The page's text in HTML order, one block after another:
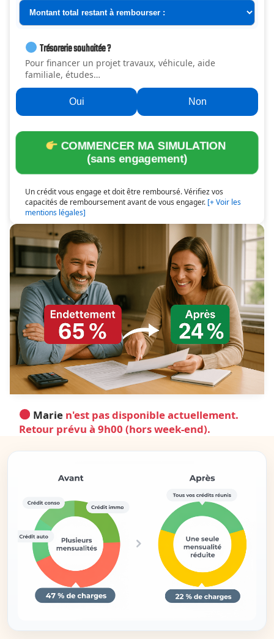
Marie n'est pas disponible actuellement.
Retour prévu à 9h00 (hors week-end).
Trésorerie souhaitée ?
Pour financer un projet travaux, véhicule, aide
familiale, études…
Oui Non
COMMENCER MA SIMULATION
(sans engagement)
Un crédit vous engage et doit être remboursé. Vérifiez vos
capacités de remboursement avant de vous engager. [+ Voir les
mentions légales]